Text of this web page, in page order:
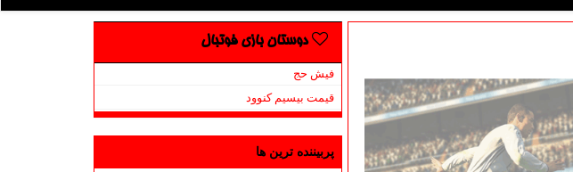
دوستان بازی فوتبال
فیش حج
قیمت بیسیم کنوود
پربیننده ترین ها